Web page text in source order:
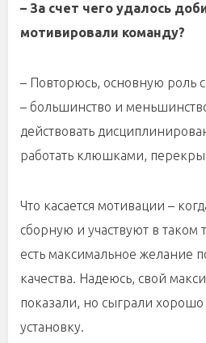
– За счет чего удалось
мотивировали команду?
– Повторюсь, основную роль
– большинство и
действовать
работать клюшками,
Что касается мотивации –
сборную и участвуют в таком
есть максимальное желание
качества. Надеюсь, свой
показали, но сыграли
установку.